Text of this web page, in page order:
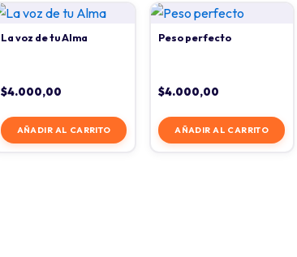
La voz de tu Alma
$4.000,00
AÑADIR AL CARRITO
Peso perfecto
$4.000,00
AÑADIR AL CARRITO